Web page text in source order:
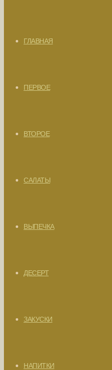
ГЛАВНАЯ
ПЕРВОЕ
ВТОРОЕ
САЛАТЫ
ВЫПЕЧКА
ДЕСЕРТ
ЗАКУСКИ
НАПИТКИ